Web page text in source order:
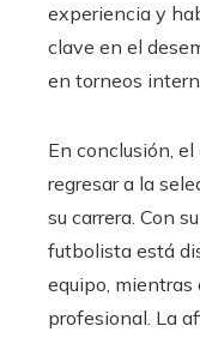
experiencia y
clave en el
en torneos
En conclusión,
regresar a la
su carrera. Con
futbolista está
equipo, mientras
profesional. La